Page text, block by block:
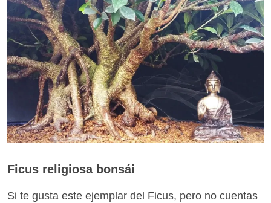
Ficus religiosa bonsái
Si te gusta este ejemplar del Ficus, pero no cuentas